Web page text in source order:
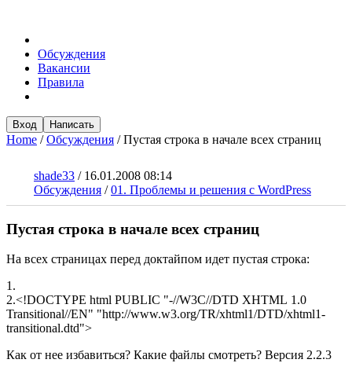
Обсуждения
Вакансии
Правила
Вход Написать
Home /Обсуждения /Пустая строка в начале всех страниц
shade33 / 16.01.2008 08:14
Обсуждения /01. Проблемы и решения с WordPress
Пустая строка в начале всех страниц
На всех страницах перед доктайпом идет пустая строка:
1.
2.<!DOCTYPE html PUBLIC "-//W3C//DTD XHTML 1.0
Transitional//EN" "http://www.w3.org/TR/xhtml1/DTD/xhtml1-
transitional.dtd">
Как от нее избавиться? Какие файлы смотреть? Версия 2.2.3